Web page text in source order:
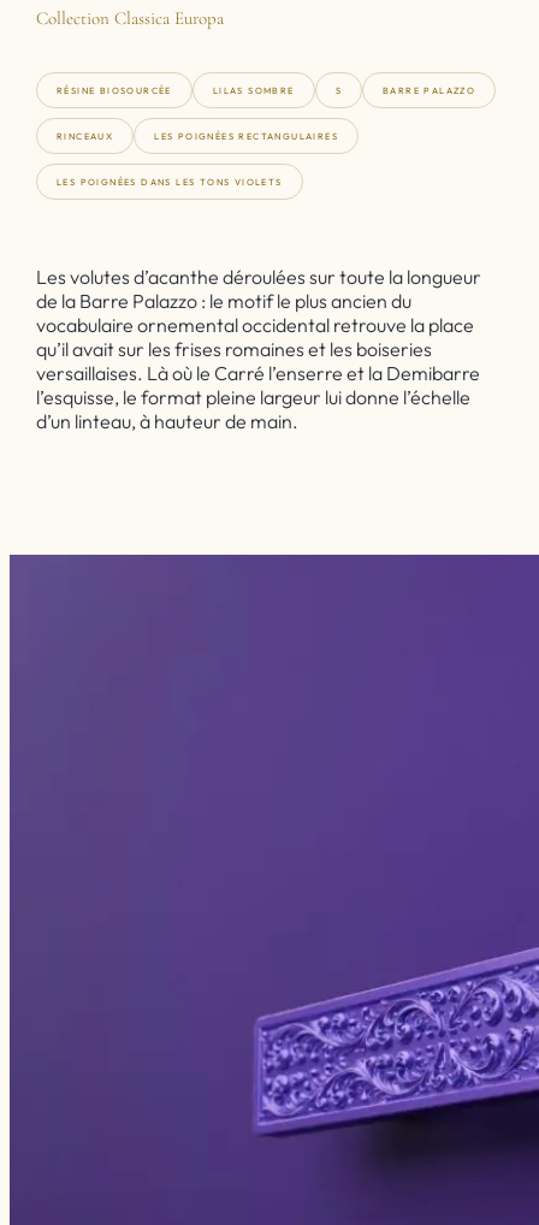
Collection Classica Europa
RÉSINE BIOSOURCÉE LILAS SOMBRE S BARRE PALAZZO
RINCEAUX LES POIGNÉES RECTANGULAIRES
LES POIGNÉES DANS LES TONS VIOLETS
Les volutes d’acanthe déroulées sur toute la longueur
de la Barre Palazzo : le motif le plus ancien du
vocabulaire ornemental occidental retrouve la place
qu’il avait sur les frises romaines et les boiseries
versaillaises. Là où le Carré l’enserre et la Demibarre
l’esquisse, le format pleine largeur lui donne l’échelle
d’un linteau, à hauteur de main.